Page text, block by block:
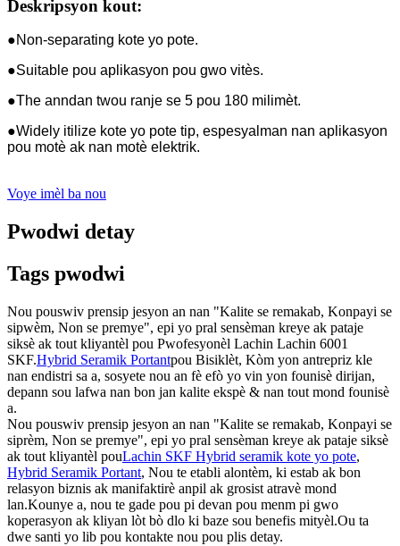
Deskripsyon kout:
●Non-separating kote yo pote.
●Suitable pou aplikasyon pou gwo vitès.
●The anndan twou ranje se 5 pou 180 milimèt.
●Widely itilize kote yo pote tip, espesyalman nan aplikasyon
pou motè ak nan motè elektrik.
Voye imèl ba nou
Pwodwi detay
Tags pwodwi
Nou pouswiv prensip jesyon an nan "Kalite se remakab, Konpayi se
sipwèm, Non se premye", epi yo pral sensèman kreye ak pataje
siksè ak tout kliyantèl pou Pwofesyonèl Lachin Lachin 6001
SKF.Hybrid Seramik Portantpou Bisiklèt, Kòm yon antrepriz kle
nan endistri sa a, sosyete nou an fè efò yo vin yon founisè dirijan,
depann sou lafwa nan bon jan kalite ekspè & nan tout mond founisè
a.
Nou pouswiv prensip jesyon an nan "Kalite se remakab, Konpayi se
siprèm, Non se premye", epi yo pral sensèman kreye ak pataje siksè
ak tout kliyantèl pouLachin SKF Hybrid seramik kote yo pote,
Hybrid Seramik Portant, Nou te etabli alontèm, ki estab ak bon
relasyon biznis ak manifaktirè anpil ak grosist atravè mond
lan.Kounye a, nou te gade pou pi devan pou menm pi gwo
koperasyon ak kliyan lòt bò dlo ki baze sou benefis mityèl.Ou ta
dwe santi yo lib pou kontakte nou pou plis detay.